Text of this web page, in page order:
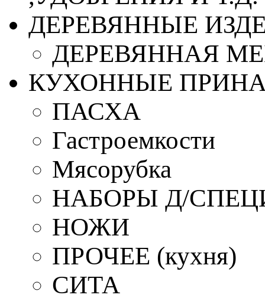
ДЕРЕВЯННЫЕ
ДЕРЕВЯННАЯ
КУХОННЫЕ
ПАСХА
Гастроемкости
Мясорубка
НАБОРЫ Д/
НОЖИ
ПРОЧЕЕ (кухня)
СИТА